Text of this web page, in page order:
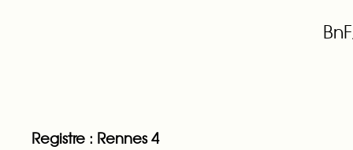
Registre : Rennes 4